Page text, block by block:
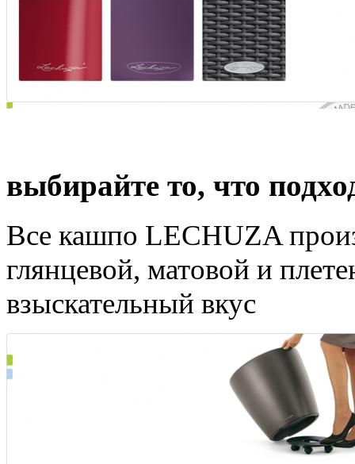
выбирайте то, что
Все кашпо LECHUZA
глянцевой, матовой и
взыскательный вкус